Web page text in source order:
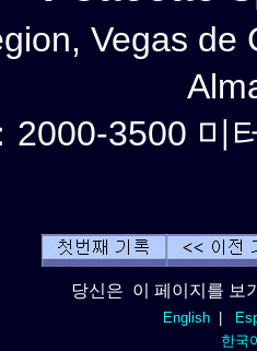
Vegas
2000-3500 미
당신은 이 페이지를 보
English|
한국